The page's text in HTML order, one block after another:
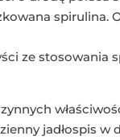
spirulina.
ze stosowania
jadłospis